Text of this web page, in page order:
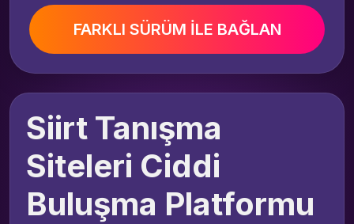
FARKLI SÜRÜM İLE BAĞLAN
Siirt Tanışma
Siteleri Ciddi
Buluşma Platformu